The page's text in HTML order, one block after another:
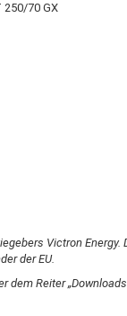
250/70 GX
Victron Energy.
der EU.
dem Reiter